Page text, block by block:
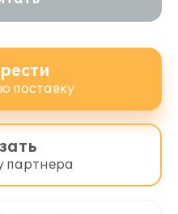
aea
поставку
партнера